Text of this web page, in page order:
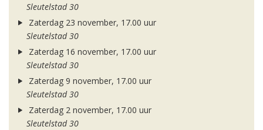
Sleutelstad 30
Zaterdag 23 november, 17.00 uur
Sleutelstad 30
Zaterdag 16 november, 17.00 uur
Sleutelstad 30
Zaterdag 9 november, 17.00 uur
Sleutelstad 30
Zaterdag 2 november, 17.00 uur
Sleutelstad 30